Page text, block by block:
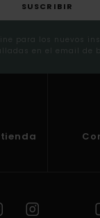
SUSCRIBIR
para los nuevos
en el email de